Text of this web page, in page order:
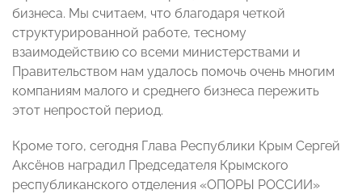
бизнеса. Мы считаем, что благодаря четкой
структурированной работе, тесному
взаимодействию со всеми министерствами и
Правительством нам удалось помочь очень многим
компаниям малого и среднего бизнеса пережить
этот непростой период.
Кроме того, сегодня Глава Республики Крым Сергей
Аксёнов наградил Председателя Крымского
республиканского отделения «ОПОРЫ РОССИИ»